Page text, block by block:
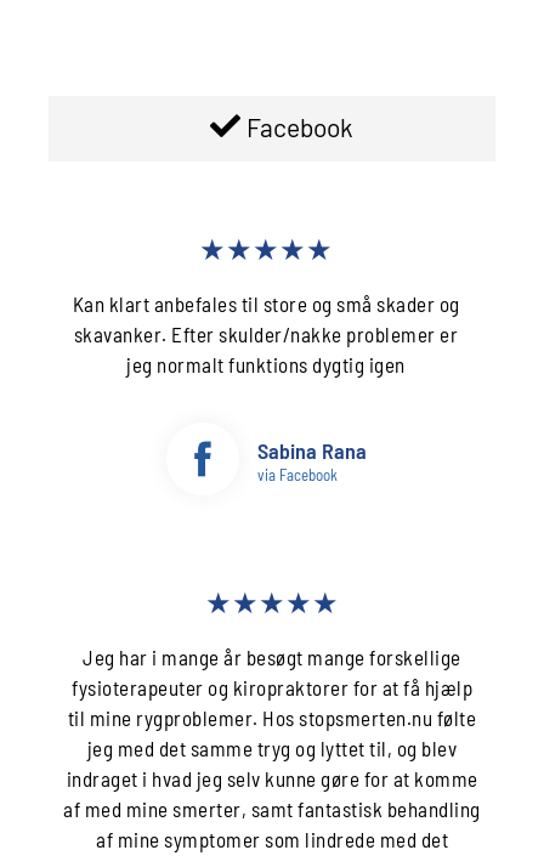
Facebook
★★★★★
Kan klart anbefales til store og små skader og
skavanker. Efter skulder/nakke problemer er
jeg normalt funktions dygtig igen
Sabina Rana
via Facebook
★★★★★
Jeg har i mange år besøgt mange forskellige
fysioterapeuter og kiropraktorer for at få hjælp
til mine rygproblemer. Hos stopsmerten.nu følte
jeg med det samme tryg og lyttet til, og blev
indraget i hvad jeg selv kunne gøre for at komme
af med mine smerter, samt fantastisk behandling
af mine symptomer som lindrede med det